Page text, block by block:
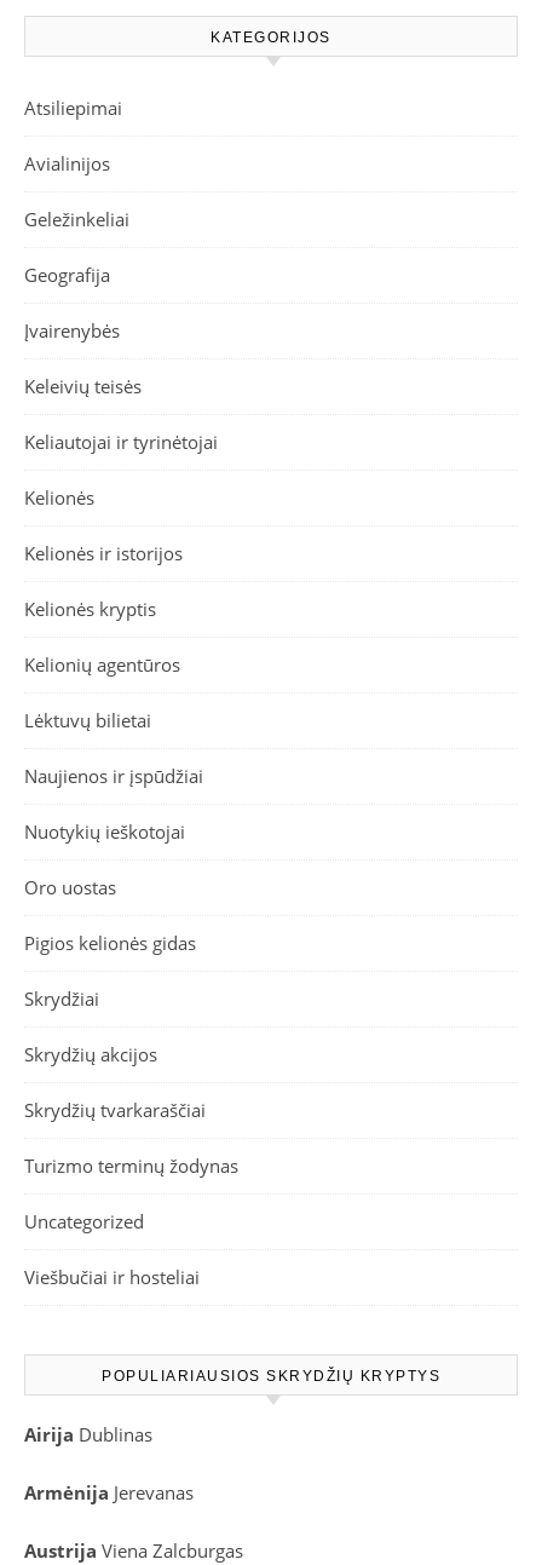
KATEGORIJOS
Atsiliepimai
Avialinijos
Geležinkeliai
Geografija
Įvairenybės
Keleivių teisės
Keliautojai ir tyrinėtojai
Kelionės
Kelionės ir istorijos
Kelionės kryptis
Kelionių agentūros
Lėktuvų bilietai
Naujienos ir įspūdžiai
Nuotykių ieškotojai
Oro uostas
Pigios kelionės gidas
Skrydžiai
Skrydžių akcijos
Skrydžių tvarkaraščiai
Turizmo terminų žodynas
Uncategorized
Viešbučiai ir hosteliai
POPULIARIAUSIOS SKRYDŽIŲ KRYPTYS
Airija Dublinas
Armėnija Jerevanas
Austrija Viena Zalcburgas